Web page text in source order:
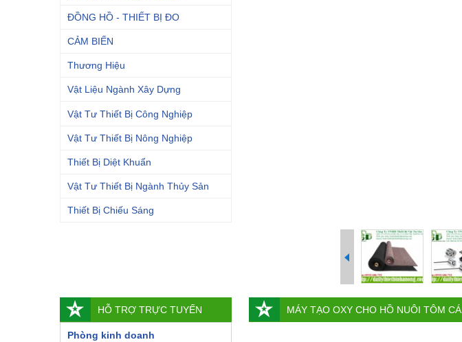
ĐỒNG HỒ - THIẾT BỊ ĐO
CẢM BIẾN
Thương Hiệu
Vật Liệu Ngành Xây Dựng
Vật Tư Thiết Bị Công Nghiệp
Vật Tư Thiết Bị Nông Nghiệp
Thiết Bị Diệt Khuẩn
Vật Tư Thiết Bị Ngành Thủy Sản
Thiết Bị Chiếu Sáng
HỖ TRỢ TRỰC TUYẾN
Phòng kinh doanh
MÁY TẠO OXY CHO HỒ NUÔI TÔM CÁ